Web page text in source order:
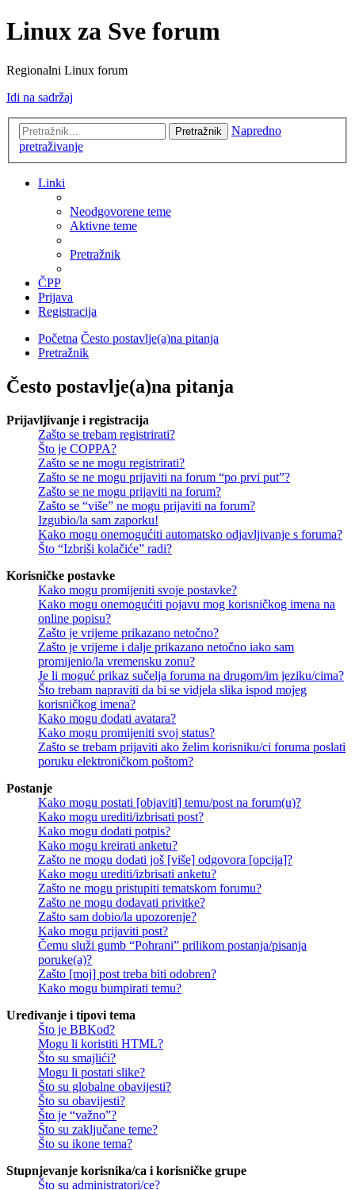
Linux za Sve forum
Regionalni Linux forum
Idi na sadržaj
Pretražnik
Napredno
pretraživanje
Linki
Neodgovorene teme
Aktivne teme
Pretražnik
ČPP
Prijava
Registracija
Početna Često postavlje(a)na pitanja
Pretražnik
Često postavlje(a)na pitanja
Prijavljivanje i registracija
Zašto se trebam registrirati?
Što je COPPA?
Zašto se ne mogu registrirati?
Zašto se ne mogu prijaviti na forum “po prvi put”?
Zašto se ne mogu prijaviti na forum?
Zašto se “više” ne mogu prijaviti na forum?
Izgubio/la sam zaporku!
Kako mogu onemogućiti automatsko odjavljivanje s foruma?
Što “Izbriši kolačiće” radi?
Korisničke postavke
Kako mogu promijeniti svoje postavke?
Kako mogu onemogućiti pojavu mog korisničkog imena na
online popisu?
Zašto je vrijeme prikazano netočno?
Zašto je vrijeme i dalje prikazano netočno iako sam
promijenio/la vremensku zonu?
Je li moguć prikaz sučelja foruma na drugom/im jeziku/cima?
Što trebam napraviti da bi se vidjela slika ispod mojeg
korisničkog imena?
Kako mogu dodati avatara?
Kako mogu promijeniti svoj status?
Zašto se trebam prijaviti ako želim korisniku/ci foruma poslati
poruku elektroničkom poštom?
Postanje
Kako mogu postati [objaviti] temu/post na forum(u)?
Kako mogu urediti/izbrisati post?
Kako mogu dodati potpis?
Kako mogu kreirati anketu?
Zašto ne mogu dodati još [više] odgovora [opcija]?
Kako mogu urediti/izbrisati anketu?
Zašto ne mogu pristupiti tematskom forumu?
Zašto ne mogu dodavati privitke?
Zašto sam dobio/la upozorenje?
Kako mogu prijaviti post?
Čemu služi gumb “Pohrani” prilikom postanja/pisanja
poruke(a)?
Zašto [moj] post treba biti odobren?
Kako mogu bumpirati temu?
Uređivanje i tipovi tema
Što je BBKod?
Mogu li koristiti HTML?
Što su smajlići?
Mogu li postati slike?
Što su globalne obavijesti?
Što su obavijesti?
Što je “važno”?
Što su zaključane teme?
Što su ikone tema?
Stupnjevanje korisnika/ca i korisničke grupe
Što su administratori/ce?